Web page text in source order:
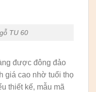
TU 60
được đông đảo
giá cao nhờ tuổi thọ
thiết kế, mẫu mã